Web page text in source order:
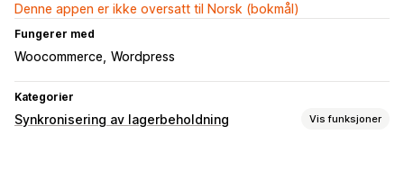
Denne appen er ikke oversatt til Norsk (bokmål)
Fungerer med
Woocommerce Wordpress
Kategorier
Synkronisering av lagerbeholdning Vis funksjoner